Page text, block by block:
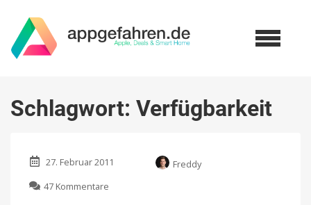
Schlagwort: Verfügbarkeit
27. Februar 2011
Freddy
47 Kommentare